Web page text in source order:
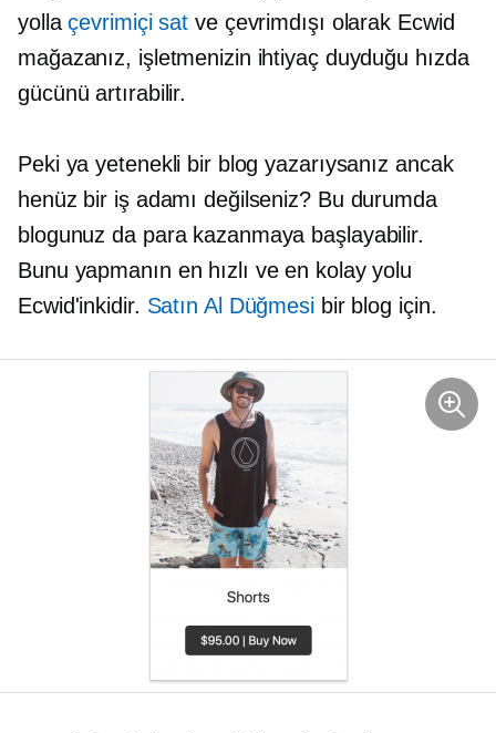
yollaçevrimiçi sat ve çevrimdışı olarak Ecwid
mağazanız, işletmenizin ihtiyaç duyduğu hızda
gücünü artırabilir.
Peki ya yetenekli bir blog yazarıysanız ancak
henüz bir iş adamı değilseniz? Bu durumda
blogunuz da para kazanmaya başlayabilir.
Bunu yapmanın en hızlı ve en kolay yolu
Ecwid'inkidir. Satın Al Düğmesibir blog için.